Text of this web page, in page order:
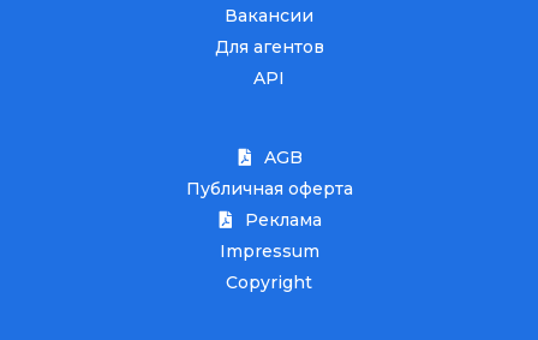
Вакансии
Для агентов
API
AGB
Публичная оферта
Реклама
Impressum
Copyright